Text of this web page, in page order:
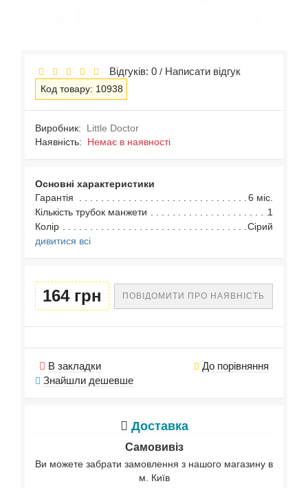
Відгуків: 0 / Написати відгук
Код товару: 10938
Виробник:
Little Doctor
Наявність: Немає в наявності
Основні характеристики
Гарантія
6 міс.
Кількість трубок манжети
1
Колір
Сірий
дивитися всі
164 грн ПОВІДОМИТИ ПРО НАЯВНІСТЬ
В закладки
До порівняння
Знайшли дешевше
Доставка
Самовивіз
Ви можете забрати замовлення з нашого магазину в
м. Київ